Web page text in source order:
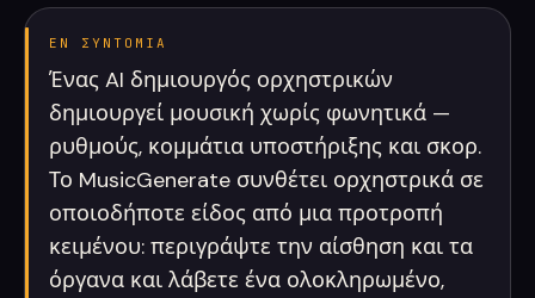
ΕΝ ΣΥΝΤΟΜΊΑ
Ένας AI δημιουργός ορχηστρικών
δημιουργεί μουσική χωρίς φωνητικά —
ρυθμούς, κομμάτια υποστήριξης και σκορ.
Το MusicGenerate συνθέτει ορχηστρικά σε
οποιοδήποτε είδος από μια προτροπή
κειμένου: περιγράψτε την αίσθηση και τα
όργανα και λάβετε ένα ολοκληρωμένο,